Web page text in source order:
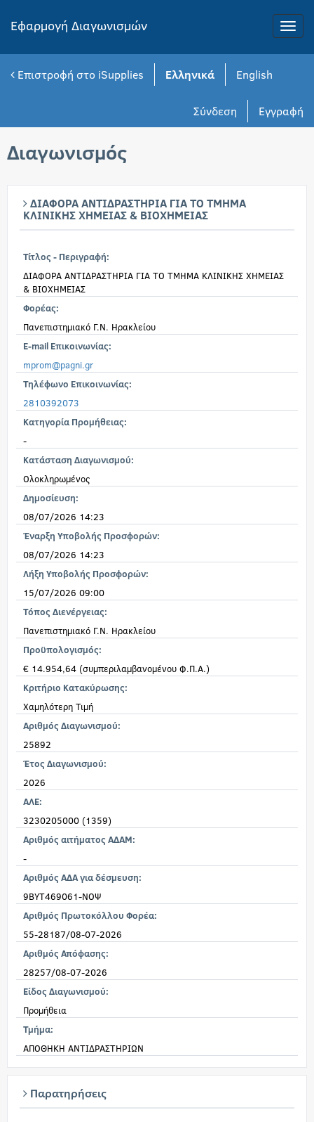
Toggle
Εφαρμογή Διαγωνισμών
Επιστροφή στο iSupplies Ελληνικά English
Εγγραφή
Σύνδεση
Διαγωνισμός
ΔΙΑΦΟΡΑ ΑΝΤΙΔΡΑΣΤΗΡΙΑ ΓΙΑ ΤΟ ΤΜΗΜΑ
ΚΛΙΝΙΚΗΣ ΧΗΜΕΙΑΣ & ΒΙΟΧΗΜΕΙΑΣ
Τίτλος - Περιγραφή:
ΔΙΑΦΟΡΑ ΑΝΤΙΔΡΑΣΤΗΡΙΑ ΓΙΑ ΤΟ ΤΜΗΜΑ ΚΛΙΝΙΚΗΣ ΧΗΜΕΙΑΣ
& ΒΙΟΧΗΜΕΙΑΣ
Φορέας:
Πανεπιστημιακό Γ.Ν. Ηρακλείου
E-mail Επικοινωνίας:
mprom@pagni.gr
Τηλέφωνο Επικοινωνίας:
2810392073
Κατηγορία Προμήθειας:
-
Κατάσταση Διαγωνισμού:
Ολοκληρωμένος
Δημοσίευση:
08/07/2026 14:23
Έναρξη Υποβολής Προσφορών:
08/07/2026 14:23
Λήξη Υποβολής Προσφορών:
15/07/2026 09:00
Τόπος Διενέργειας:
Πανεπιστημιακό Γ.Ν. Ηρακλείου
Προϋπολογισμός:
€ 14.954,64 (συμπεριλαμβανομένου Φ.Π.Α.)
Κριτήριο Κατακύρωσης:
Χαμηλότερη Τιμή
Αριθμός Διαγωνισμού:
25892
Έτος Διαγωνισμού:
2026
ΑΛΕ:
3230205000 (1359)
Αριθμός αιτήματος ΑΔΑΜ:
-
Αριθμός ΑΔΑ για δέσμευση:
9ΒΥΤ469061-ΝΟΨ
Αριθμός Πρωτοκόλλου Φορέα:
55-28187/08-07-2026
Αριθμός Απόφασης:
28257/08-07-2026
Είδος Διαγωνισμού:
Προμήθεια
Τμήμα:
ΑΠΟΘΗΚΗ ΑΝΤΙΔΡΑΣΤΗΡΙΩΝ
Παρατηρήσεις